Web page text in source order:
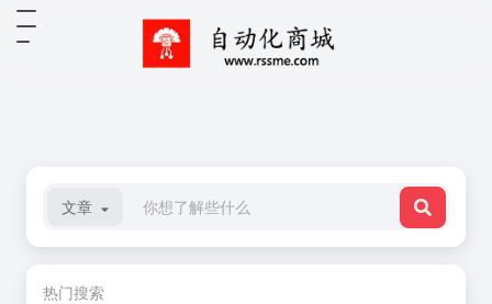
文章
热门搜索